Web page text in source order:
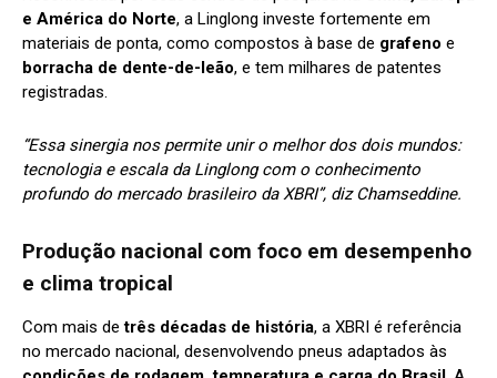
e América do Norte, a Linglong investe fortemente em
materiais de ponta, como compostos à base de grafeno e
borracha de dente-de-leão, e tem milhares de patentes
registradas.
“Essa sinergia nos permite unir o melhor dos dois mundos:
tecnologia e escala da Linglong com o conhecimento
profundo do mercado brasileiro da XBRI”, diz Chamseddine.
Produção nacional com foco em desempenho
e clima tropical
Com mais detrês décadas de história, a XBRI é referência
no mercado nacional, desenvolvendo pneus adaptados às